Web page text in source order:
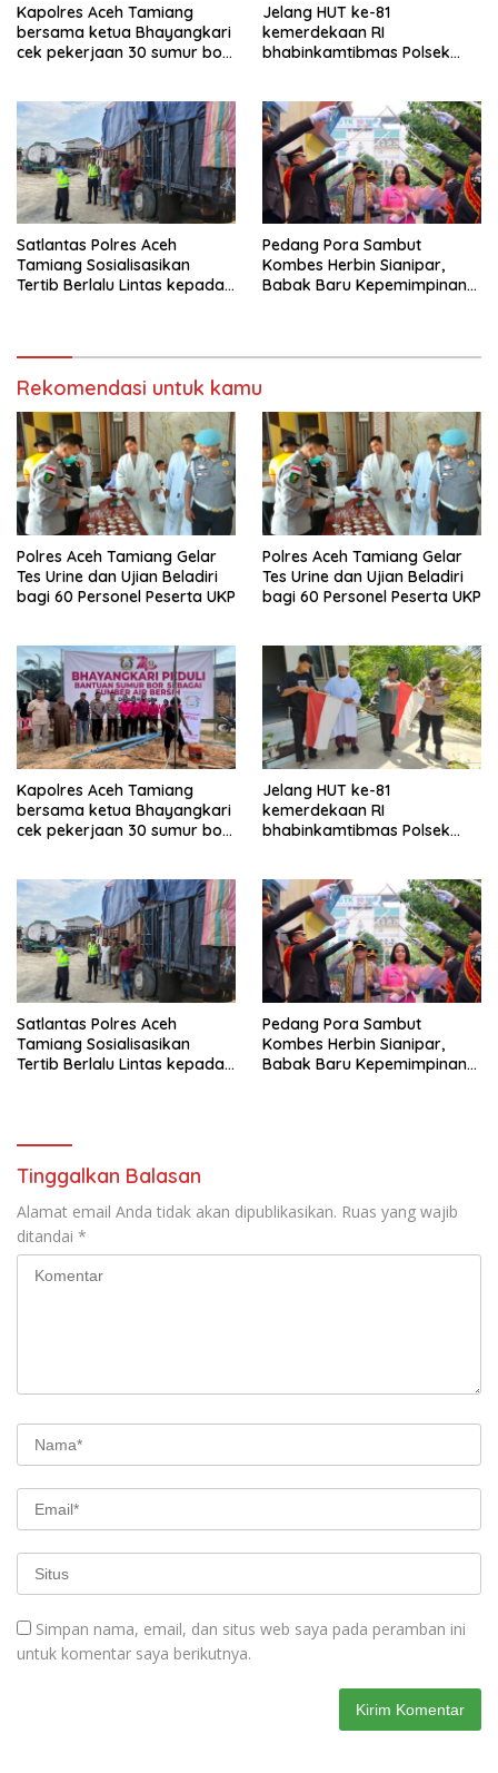
Kapolres Aceh Tamiang
bersama ketua Bhayangkari
cek pekerjaan 30 sumur bor
Jelang HUT ke-81
kemerdekaan RI
bhabinkamtibmas Polsek
bendera merah putih
Satlantas Polres Aceh
Tamiang Sosialisasikan
Tertib Berlalu Lintas kepada
Pedang Pora Sambut
Kombes Herbin Sianipar,
Babak Baru Kepemimpinan
Rekomendasi untuk kamu
Polres Aceh Tamiang Gelar
Tes Urine dan Ujian Beladiri
bagi 60 Personel Peserta UKP
Polres Aceh Tamiang Gelar
Tes Urine dan Ujian Beladiri
bagi 60 Personel Peserta UKP
Kapolres Aceh Tamiang
bersama ketua Bhayangkari
cek pekerjaan 30 sumur bor
Jelang HUT ke-81
kemerdekaan RI
bhabinkamtibmas Polsek
bendera merah putih
Satlantas Polres Aceh
Tamiang Sosialisasikan
Tertib Berlalu Lintas kepada
Pedang Pora Sambut
Kombes Herbin Sianipar,
Babak Baru Kepemimpinan
Tinggalkan Balasan
Alamat email Anda tidak akan dipublikasikan. Ruas yang wajib
ditandai *
Simpan nama, email, dan situs web saya pada peramban ini
untuk komentar saya berikutnya.